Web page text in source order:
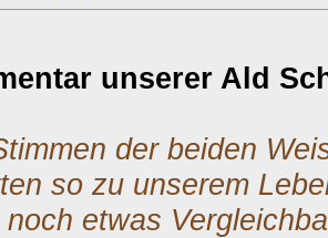
unserer Ald
der beiden
so zu unserem
etwas